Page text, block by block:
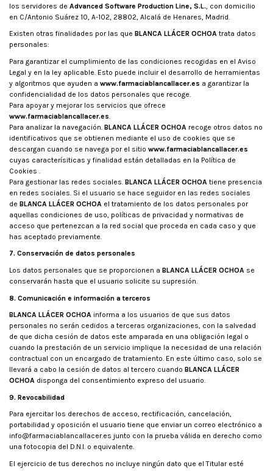
los servidores de Advanced Software Production Line, S.L. , con domicilio
en C/Antonio Suárez 10, A-102, 28802, Alcalá de Henares, Madrid.
Existen otras finalidades por las que BLANCA LLÁCER OCHOA trata datos
personales:
Para garantizar el cumplimiento de las condiciones recogidas en el Aviso
Legal y en la ley aplicable. Esto puede incluir el desarrollo de herramientas
y algoritmos que ayuden a www.farmaciablancallacer.es a garantizar la
confidencialidad de los datos personales que recoge.
Para apoyar y mejorar los servicios que ofrece
www.farmaciablancallacer.es
Para analizar la navegación. BLANCA LLÁCER OCHOA recoge otros datos no
identificativos que se obtienen mediante el uso de cookies que se
descargan cuando se navega por el sitio www.farmaciablancallacer.es
cuyas caracterísiticas y finalidad están detalladas en la Política de
Cookies .
Para gestionar las redes sociales. BLANCA LLÁCER OCHOA tiene presencia
en redes sociales. Si el usuario se hace seguidor en las redes sociales
de BLANCA LLÁCER OCHOA el tratamiento de los datos personales por
aquellas condiciones de uso, políticas de privacidad y normativas de
acceso que pertenezcan a la red social que proceda en cada caso y que
has aceptado previamente.
7. Conservación de datos personales
Los datos personales que se proporcionen a BLANCA LLÁCER OCHOA se
conservarán hasta que el usuario solicite su supresión.
8. Comunicación e información a terceros
BLANCA LLÁCER OCHOA informa a los usuarios de que sus datos
personales no serán cedidos a terceras organizaciones, con la salvedad
de que dicha cesión de datos este amparada en una obligación legal o
cuando la prestación de un servicio implique la necesidad de una relación
contractual con un encargado de tratamiento. En este último caso, solo se
llevará a cabo la cesión de datos al tercero cuando BLANCA LLÁCER
OCHOA disponga del consentimiento expreso del usuario.
9. Revocabilidad
Para ejercitar los derechos de acceso, rectificación, cancelación,
portabilidad y oposición el usuario tiene que enviar un correo electrónico a
info@farmaciablancallacer.es junto con la prueba válida en derecho como
una fotocopia del D.N.I. o equivalente.
El ejercicio de tus derechos no incluye ningún dato que el Titular esté